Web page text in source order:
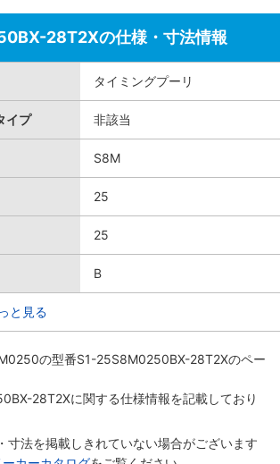
28T2Xの仕様・寸法情報
タイミングプーリ
イプ 非該当
S8M
25
25
B
と見る
の型番S1-25S8M0250BX-28T2Xのペー
28T2Xに関する仕様情報を記載しており
寸法を掲載しきれていない場合がございます